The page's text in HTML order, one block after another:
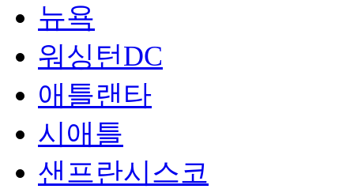
뉴욕
워싱턴DC
애틀랜타
시애틀
샌프란시스코